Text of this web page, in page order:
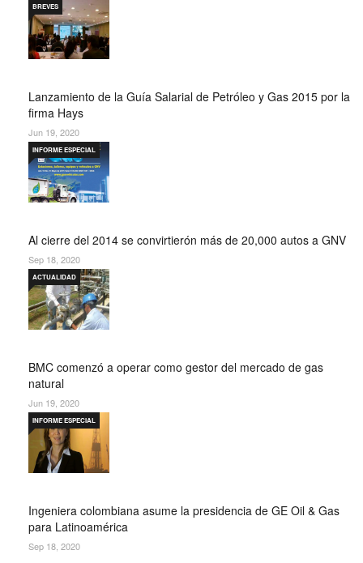
Lanzamiento de la Guía Salarial de Petróleo y Gas 2015 por la
firma Hays
BREVES
Jun 19, 2020
Al cierre del 2014 se convirtierón más de 20,000 autos a GNV
INFORME ESPECIAL
Sep 18, 2020
BMC comenzó a operar como gestor del mercado de gas
natural
ACTUALIDAD
Jun 19, 2020
Ingeniera colombiana asume la presidencia de GE Oil & Gas
para Latinoamérica
INFORME ESPECIAL
Sep 18, 2020